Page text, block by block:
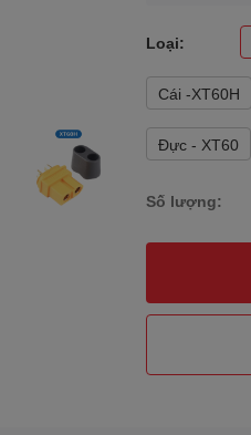
Loại:
Cái -XT60H
Đực - XT60
Số lượng: